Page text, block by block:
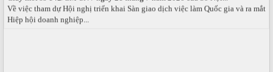
Hiệp hội doanh nghiệp...